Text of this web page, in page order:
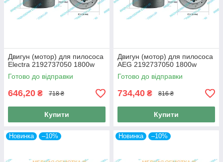
Двигун (мотор) для пилососа
Electra 2192737050 1800w
Готово до відправки
646,20 ₴ 718 ₴
Купити
Двигун (мотор) для пилососа
AEG 2192737050 1800w
Готово до відправки
734,40 ₴ 816 ₴
Купити
Новинка –10% Новинка –10%